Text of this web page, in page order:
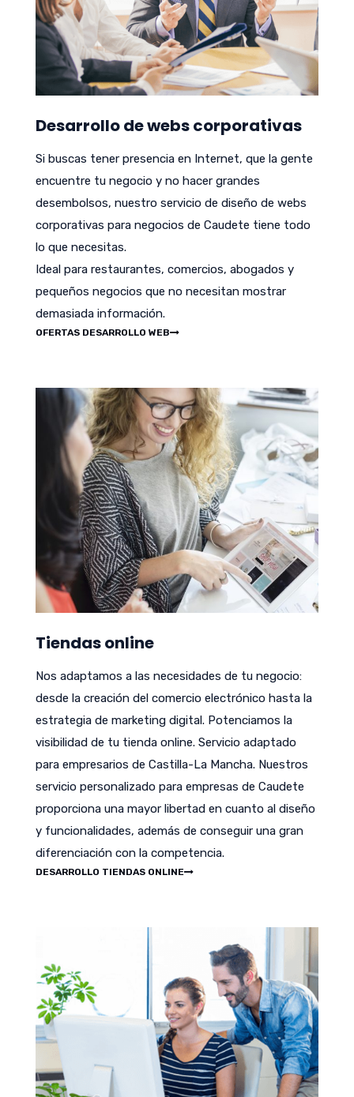
Desarrollo de webs corporativas
Si buscas tener presencia en Internet, que la gente
encuentre tu negocio y no hacer grandes
desembolsos, nuestro servicio de diseño de webs
corporativas para negocios de Caudete tiene todo
lo que necesitas.
Ideal para restaurantes, comercios, abogados y
pequeños negocios que no necesitan mostrar
demasiada información.
OFERTAS DESARROLLO WEB
Tiendas online
Nos adaptamos a las necesidades de tu negocio:
desde la creación del comercio electrónico hasta la
estrategia de marketing digital. Potenciamos la
visibilidad de tu tienda online. Servicio adaptado
para empresarios de Castilla-La Mancha. Nuestros
servicio personalizado para empresas de Caudete
proporciona una mayor libertad en cuanto al diseño
y funcionalidades, además de conseguir una gran
diferenciación con la competencia.
DESARROLLO TIENDAS ONLINE